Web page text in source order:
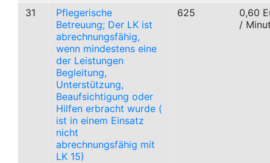
31
Pflegerische
Betreuung; Der LK ist
abrechnungsfähig,
wenn mindestens eine
der Leistungen
Begleitung,
Unterstützung,
Beaufsichtigung oder
Hilfen erbracht wurde (
ist in einem Einsatz
nicht
abrechnungsfähig mit
LK 15)
625
0,60
/